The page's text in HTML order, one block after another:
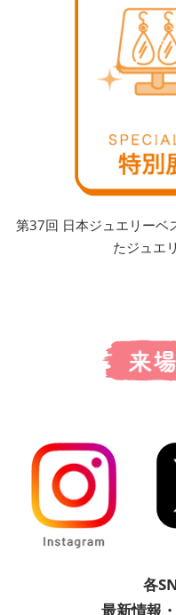
第37回 日本ジュエリーベ
たジュエ
各
最新情報